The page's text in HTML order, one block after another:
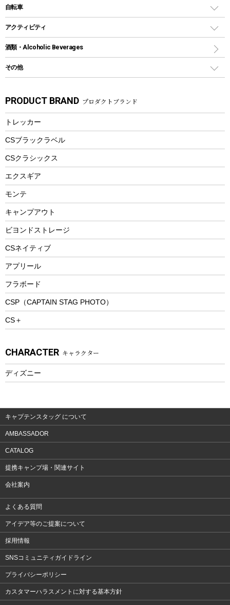
グランドシート
ガイドロープ
ツール
焚き火台&ストーブ
火起こし
バーベキューツール
クッキングツール
ナイフ
カトラリー
マグカップ、カップ
ステンレスボトル
フードボトル
トレー
ランチョンマット
ランチボックス
ディズニーボトル
保冷剤
リュック、バックパック
トートバッグ、サコッシュ
ショッピングキャリー
その他アウトドア雑貨
スプレー関係
ツール、他
インフレータブル
カヤック
パドル
ヘルメット
エアーポンプ
アクセサリー
自転車
折りたたみ自転車
スポーツサイクル
シティサイクル
自転車ウェア
アクティビティ
マリン
ラッシュガード
パラソル
フローティングベスト
ヘルメット
エアーポンプ
ビーチテント
ウィンター
スノーシュー
防寒ウェア
トレッキング
トレッキングアクセサリー
プレイグッズ
ウェルネス
ウェア、タオル
ウェア
酒類・Alcoholic Beverages
その他
湯たんぽ
防災用品
PRODUCT BRAND プロダクトブランド
トレッカー
CSブラックラベル
CSクラシックス
エクスギア
モンテ
キャンプアウト
ビヨンドストレージ
CSネイティブ
アプリール
フラボード
CSP（CAPTAIN STAG PHOTO）
CS＋
CHARACTER キャラクター
ディズニー
キャプテンスタッグ について
AMBASSADOR
CATALOG
提携キャンプ場・関連サイト
会社案内
よくある質問
アイデア等のご提案について
採用情報
SNSコミュニティガイドライン
プライバシーポリシー
カスタマーハラスメントに対する基本方針